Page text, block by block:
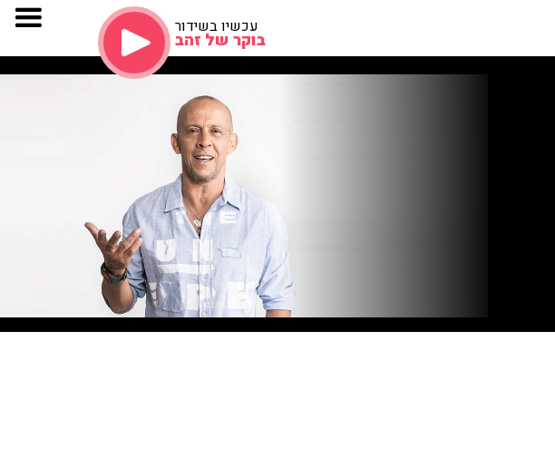
עכשיו בשידור
בוקר של זהב